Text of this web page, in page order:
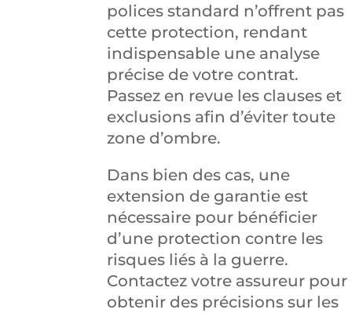
polices standard n’offrent pas
cette protection, rendant
indispensable une analyse
précise de votre contrat.
Passez en revue les clauses et
exclusions afin d’éviter toute
zone d’ombre.
Dans bien des cas, une
extension de garantie est
nécessaire pour bénéficier
d’une protection contre les
risques liés à la guerre.
Contactez votre assureur pour
obtenir des précisions sur les